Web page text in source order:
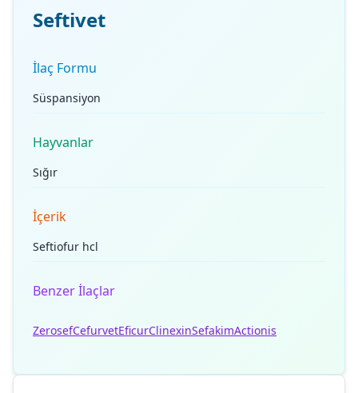
Seftivet
İlaç Formu
Süspansiyon
Hayvanlar
Sığır
İçerik
Seftiofur hcl
Benzer İlaçlar
ZerosefCefurvetEficurClinexinSefakimActionis